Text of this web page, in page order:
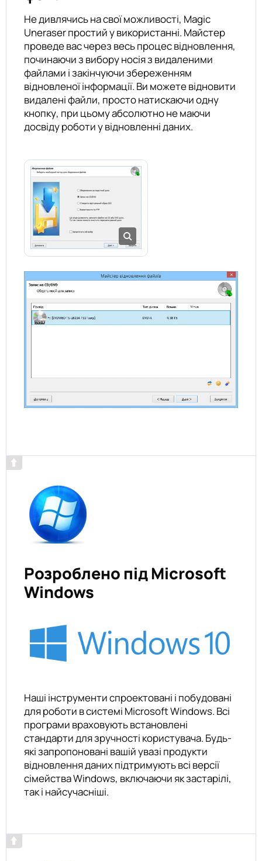
Не дивлячись на свої можливості, Magic
Uneraser простий у використанні. Майстер
проведе вас через весь процес відновлення,
починаючи з вибору носія з видаленими
файлами і закінчуючи збереженням
відновленої інформації. Ви можете відновити
видалені файли, просто натискаючи одну
кнопку, при цьому абсолютно не маючи
досвіду роботи у відновленні даних.
Розроблено під Microsoft
Windows
Наші інструменти спроектовані і побудовані
для роботи в системі Microsoft Windows. Всі
програми враховують встановлені
стандарти для зручності користувача. Будь-
які запропоновані вашій увазі продукти
відновлення даних підтримують всі версії
сімейства Windows, включаючи як застарілі,
так і найсучасніші.